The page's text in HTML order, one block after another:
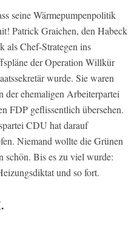
seine Wärmepumpenpolitik
Patrick Graichen, den Habeck
als Chef-Strategen ins
der Operation Willkür
wurde. Sie waren
der ehemaligen Arbeiterpartei
FDP geflissentlich übersehen.
CDU hat darauf
Niemand wollte die Grünen
schön. Bis es zu viel wurde:
und so fort.